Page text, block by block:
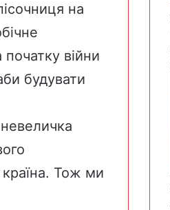
на
війни
будувати
Тож ми